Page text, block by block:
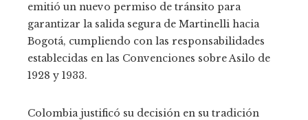
emitió un nuevo permiso de tránsito para
garantizar la salida segura de Martinelli hacia
Bogotá, cumpliendo con las responsabilidades
establecidas en las Convenciones sobre Asilo de
1928 y 1933.
Colombia justificó su decisión en su tradición